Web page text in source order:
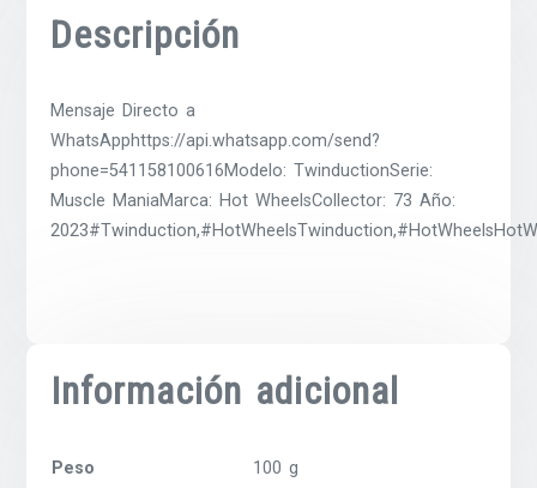
Descripción
Mensaje Directo a
WhatsApphttps://api.whatsapp.com/send?
phone=541158100616Modelo: TwinductionSerie:
Muscle ManiaMarca: Hot WheelsCollector: 73 Año:
Información adicional
Peso
100 g